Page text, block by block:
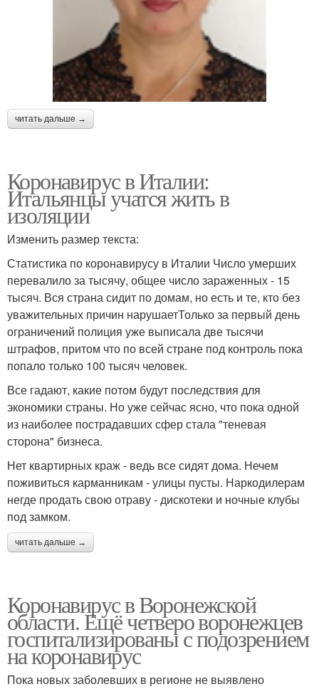
читать дальше →
Коронавирус в Италии:
Итальянцы учатся жить в
изоляции
Изменить размер текста:
Статистика по коронавирусу в Италии Число умерших
перевалило за тысячу, общее число зараженных - 15
тысяч. Вся страна сидит по домам, но есть и те, кто без
уважительных причин нарушаетТолько за первый день
ограничений полиция уже выписала две тысячи
штрафов, притом что по всей стране под контроль пока
попало только 100 тысяч человек.
Все гадают, какие потом будут последствия для
экономики страны. Но уже сейчас ясно, что пока одной
из наиболее пострадавших сфер стала "теневая
сторона" бизнеса.
Нет квартирных краж - ведь все сидят дома. Нечем
поживиться карманникам - улицы пусты. Наркодилерам
негде продать свою отраву - дискотеки и ночные клубы
под замком.
читать дальше →
Коронавирус в Воронежской
области. Ещё четверо воронежцев
госпитализированы с подозрением
на коронавирус
Пока новых заболевших в регионе не выявлено